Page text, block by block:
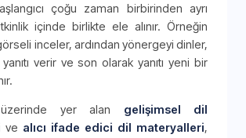
çoğu zaman birbirinden ayrı
içinde birlikte ele alınır. Örneğin
inceler, ardından yönergeyi dinler,
verir ve son olarak yanıtı yeni bir
üzerinde yer alan gelişimsel dil
ve alıcı ifade edici dil materyalleri,